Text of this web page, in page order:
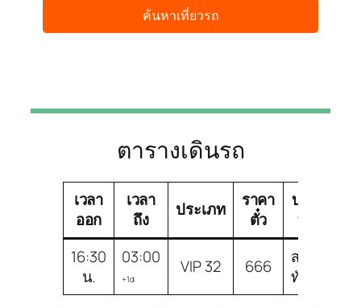
ตารางเดินรถ
เวลา
ออก
เวลา
ถึง
ประเภท
ราคา
ตั๋ว
บริษัท
ทัวร์
16:30
น.
03:00
+1d
VIP 32 666
สมบัติ
ทัวร์